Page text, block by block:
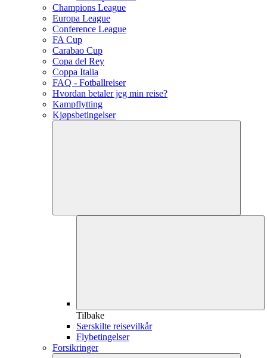
Champions League
Europa League
Conference League
FA Cup
Carabao Cup
Copa del Rey
Coppa Italia
FAQ - Fotballreiser
Hvordan betaler jeg min reise?
Kampflytting
Kjøpsbetingelser
Tilbake
Særskilte reisevilkår
Flybetingelser
Forsikringer